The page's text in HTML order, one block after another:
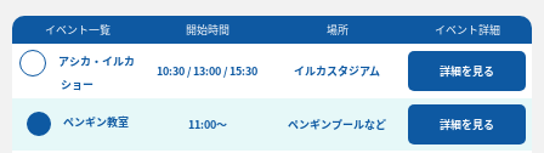
イベント
フード&ショップ
イベント一覧 開始時間 場所 イベント詳細
アシカ・イルカ
ショー
10:30 / 13:00 / 15:30 イルカスタジアム 詳細を見る
ペンギン教室 11:00〜 ペンギンプールなど 詳細を見る